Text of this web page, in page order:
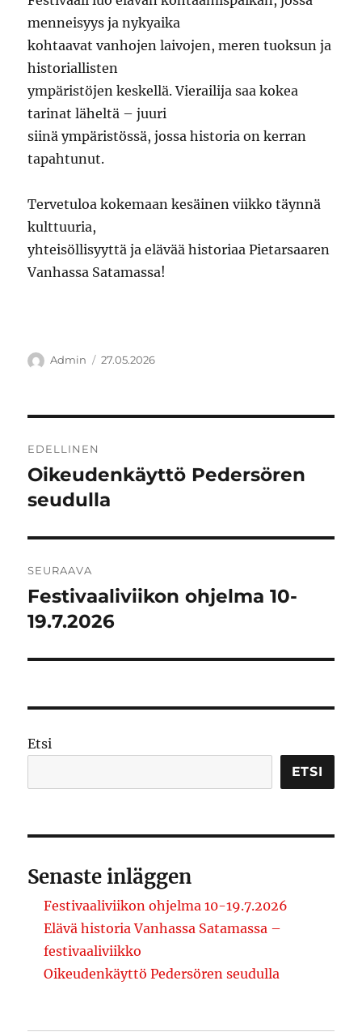
menneisyys ja nykyaika
kohtaavat vanhojen laivojen, meren tuoksun ja
historiallisten
ympäristöjen keskellä. Vierailija saa kokea
tarinat läheltä – juuri
siinä ympäristössä, jossa historia on kerran
tapahtunut.
Tervetuloa kokemaan kesäinen viikko täynnä
kulttuuria,
yhteisöllisyyttä ja elävää historiaa Pietarsaaren
Vanhassa Satamassa!
Kirjoittaja
Admin Julkaistu
27.05.2026
selaus
EDELLINEN
Edellinen
artikkeli:
Oikeudenkäyttö Pedersören
seudulla
SEURAAVA
Seuraava
artikkeli:
Festivaaliviikon ohjelma 10-
19.7.2026
Etsi
ETSI
Senaste inläggen
Festivaaliviikon ohjelma 10-19.7.2026
Elävä historia Vanhassa Satamassa –
festivaaliviikko
Oikeudenkäyttö Pedersören seudulla